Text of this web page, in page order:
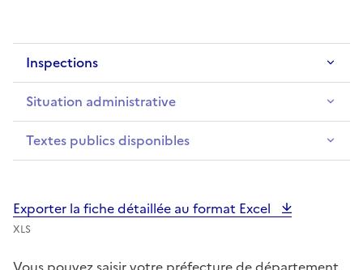
Inspections
Situation administrative
Textes publics disponibles
Exporter la fiche détaillée au format Excel
XLS